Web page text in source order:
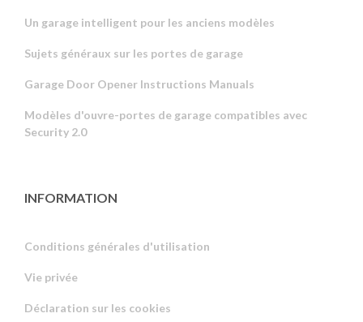
Un garage intelligent pour les anciens modèles
Sujets généraux sur les portes de garage
Garage Door Opener Instructions Manuals
Modèles d'ouvre-portes de garage compatibles avec
Security 2.0
INFORMATION
Conditions générales d'utilisation
Vie privée
Déclaration sur les cookies